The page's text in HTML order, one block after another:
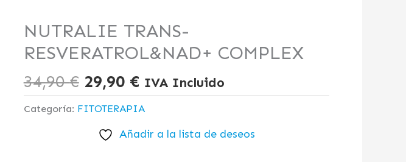
NUTRALIE TRANS-
RESVERATROL&NAD+ COMPLEX
34,90€
El
precio
original
era:
34,90 €.
29,90 €
El
precio
actual
es:
29,90 €.
IVA Incluido
Categoría: FITOTERAPIA
Añadir a la lista de deseos